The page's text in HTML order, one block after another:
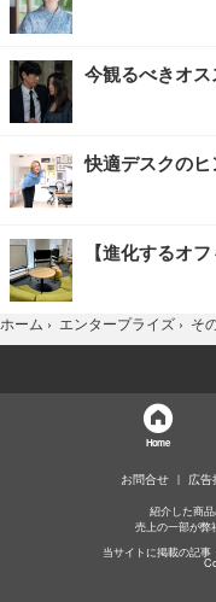
今観るべきオス
快適デスクの
【進化するオフ
ホーム › エンタープライズ › そ
Home
お問合せ 広告
紹介した商
売上の一部が弊
当サイトに掲載の記事